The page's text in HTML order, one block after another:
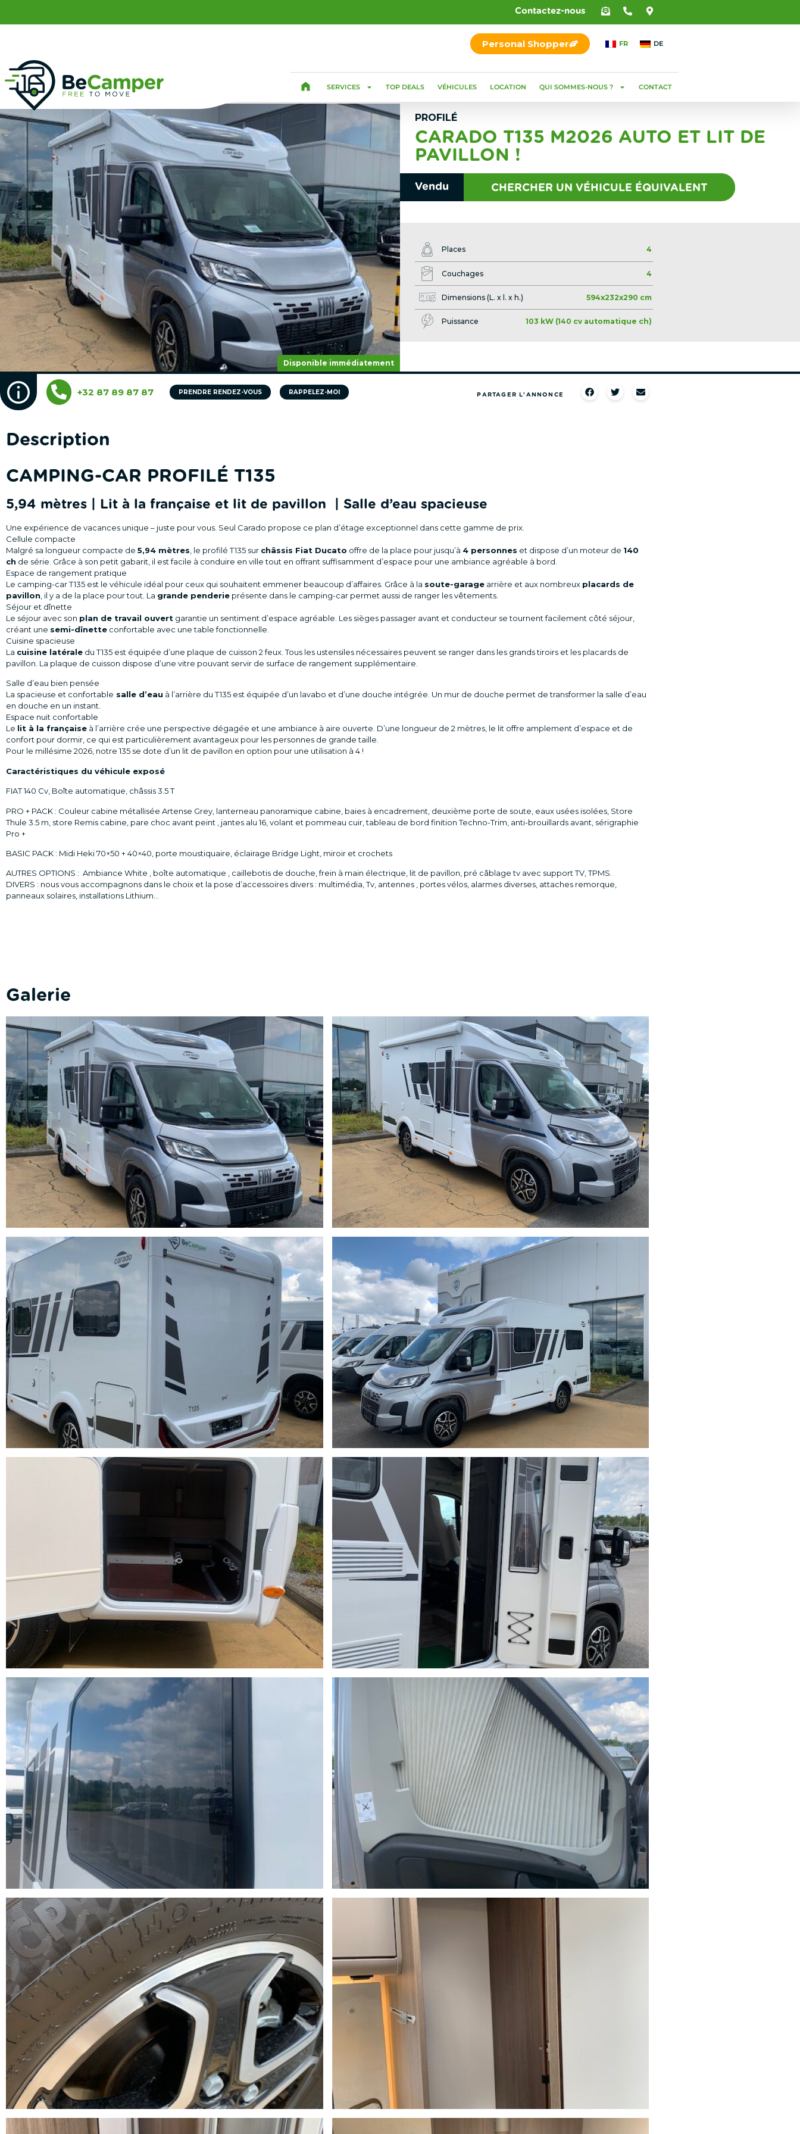
Contactez-nous
Personal Shopper FR DE
SERVICES TOP DEALS VÉHICULES LOCATION QUI SOMMES-NOUS ? CONTACT
Disponible immédiatement
PROFILÉ
CARADO T135 M2026 AUTO ET LIT DE
PAVILLON !
Vendu CHERCHER UN VÉHICULE ÉQUIVALENT
Places 4
Couchages 4
Dimensions (L. x l. x h.) 594x232x290 cm
Puissance 103 kW (140 cv automatique ch)
+32 87 89 87 87 PRENDRE RENDEZ-VOUS RAPPELEZ-MOI PARTAGER L'ANNONCE
Description
CAMPING-CAR PROFILÉ T135
5,94 mètres | Lit à la française et lit de pavillon | Salle d’eau spacieuse
Une expérience de vacances unique – juste pour vous. Seul Carado propose ce plan d’étage exceptionnel dans cette gamme de prix.
Cellule compacte
Malgré sa longueur compacte de 5,94 mètres , le profilé T135 sur châssis Fiat Ducato offre de la place pour jusqu’à 4 personnes et dispose d’un moteur de 140
ch de série. Grâce à son petit gabarit, il est facile à conduire en ville tout en offrant suffisamment d’espace pour une ambiance agréable à bord.
Espace de rangement pratique
Le camping-car T135 est le véhicule idéal pour ceux qui souhaitent emmener beaucoup d’affaires. Grâce à la soute-garage arrière et aux nombreux placards de
pavillon , il y a de la place pour tout. La grande penderie présente dans le camping-car permet aussi de ranger les vêtements.
Séjour et dînette
Le séjour avec son plan de travail ouvert garantie un sentiment d’espace agréable. Les sièges passager avant et conducteur se tournent facilement côté séjour,
créant une semi-dînette confortable avec une table fonctionnelle.
Cuisine spacieuse
La cuisine latérale du T135 est équipée d’une plaque de cuisson 2 feux. Tous les ustensiles nécessaires peuvent se ranger dans les grands tiroirs et les placards de
pavillon. La plaque de cuisson dispose d’une vitre pouvant servir de surface de rangement supplémentaire.
Salle d’eau bien pensée
La spacieuse et confortable salle d’eau à l’arrière du T135 est équipée d’un lavabo et d’une douche intégrée. Un mur de douche permet de transformer la salle d’eau
en douche en un instant.
Espace nuit confortable
Le lit à la française à l’arrière crée une perspective dégagée et une ambiance à aire ouverte. D’une longueur de 2 mètres, le lit offre amplement d’espace et de
confort pour dormir, ce qui est particulièrement avantageux pour les personnes de grande taille.
Pour le millésime 2026, notre 135 se dote d’un lit de pavillon en option pour une utilisation à 4 !
Caractéristiques du véhicule exposé
FIAT 140 Cv, Boîte automatique, châssis 3.5 T
PRO + PACK : Couleur cabine métallisée Artense Grey, lanterneau panoramique cabine, baies à encadrement, deuxième porte de soute, eaux usées isolées, Store
Thule 3.5 m, store Remis cabine, pare choc avant peint , jantes alu 16, volant et pommeau cuir, tableau de bord finition Techno-Trim, anti-brouillards avant, sérigraphie
Pro +
BASIC PACK : Midi Heki 70×50 + 40×40, porte moustiquaire, éclairage Bridge Light, miroir et crochets
AUTRES OPTIONS : Ambiance White , boîte automatique , caillebotis de douche, frein à main électrique, lit de pavillon, pré câblage tv avec support TV, TPMS.
DIVERS : nous vous accompagnons dans le choix et la pose d’accessoires divers : multimédia, Tv, antennes , portes vélos, alarmes diverses, attaches remorque,
panneaux solaires, installations Lithium…
Galerie